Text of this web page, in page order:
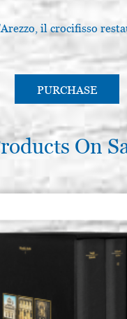
il crocifisso
PURCHASE
On